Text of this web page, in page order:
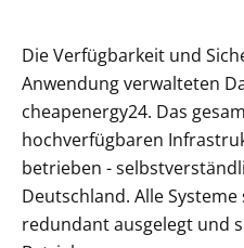
Die Verfügbarkeit und
Anwendung verwalteten
cheapenergy24. Das
hochverfügbaren
betrieben -
Deutschland. Alle
redundant ausgelegt und